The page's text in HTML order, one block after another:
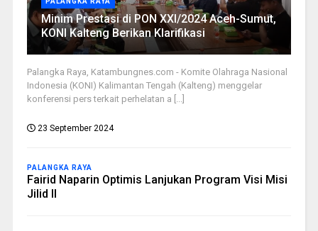
Minim Prestasi di PON XXI/2024 Aceh-Sumut,
KONI Kalteng Berikan Klarifikasi
Palangka Raya, Katambungnes.com - Komite Olahraga Nasional
Indonesia (KONI) Kalimantan Tengah (Kalteng) menggelar
konferensi pers terkait perhelatan a [...]
23 September 2024
PALANGKA RAYA
Fairid Naparin Optimis Lanjukan Program Visi Misi
Jilid II